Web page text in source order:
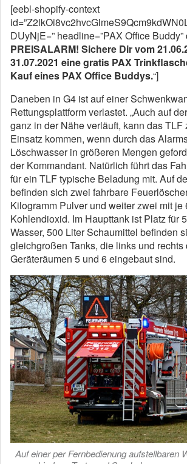
[eebl-shopify-context
DUyNjE=” headline=”PAX Office Buddy”
PREISALARM! Sichere Dir vom
31.07.2021 eine gratis PAX
Kauf eines PAX Office Buddys.“]
Daneben in G4 ist auf einer
Rettungsplattform verlastet. „Auch auf
ganz in der Nähe verläuft, kann das TLF
Einsatz kommen, wenn durch das
Löschwasser in größeren Mengen
der Kommandant. Natürlich führt das
für ein TLF typische Beladung mit. Auf
befinden sich zwei fahrbare
Kilogramm Pulver und weiter zwei mit je
Kohlendioxid. Im Haupttank ist Platz für
Wasser, 500 Liter Schaumittel befinden
gleichgroßen Tanks, die links und rechts
Geräteräumen 5 und 6 eingebaut sind.
Auf einer per Fernbedienung aufstellbaren